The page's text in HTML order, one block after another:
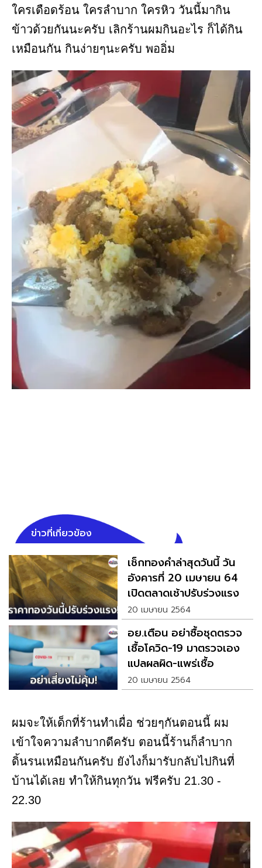
ใครเดือดร้อน ใครลำบาก ใครหิว วันนี้มากิน
ข้าวด้วยกันนะครับ เลิกร้านผมกินอะไร ก็ได้กิน
เหมือนกัน กินง่ายๆนะครับ พออิ่ม
ข่าวที่เกี่ยวข้อง
เช็กทองคำล่าสุดวันนี้ วัน
อังคารที่ 20 เมษายน 64
เปิดตลาดเช้าปรับร่วงแรง
20 เมษายน 2564
อย.เตือน อย่าซื้อชุดตรวจ
เชื้อโควิด-19 มาตรวจเอง
แปลผลผิด-แพร่เชื้อ
20 เมษายน 2564
ผมจะให้เด็กที่ร้านทำเผื่อ ช่วยๆกันตอนนี้ ผม
เข้าใจความลำบากดีครับ ตอนนี้ร้านก็ลำบาก
ดิ้นรนเหมือนกันครับ ยังไงก็มารับกลับไปกินที่
บ้านได้เลย ทำให้กินทุกวัน ฟรีครับ 21.30 -
22.30